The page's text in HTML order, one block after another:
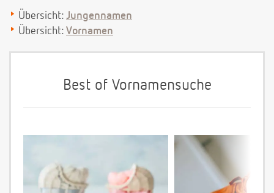
Übersicht: Jungennamen
Übersicht: Vornamen
Best of Vornamensuche